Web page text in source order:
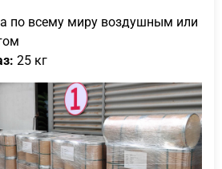
по всему миру воздушным или
25 кг